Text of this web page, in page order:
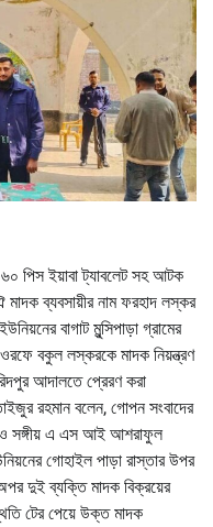
পিস ইয়াবা ট্যাবলেট সহ আটক
ব্যবসায়ীর নাম ফরহাদ লস্কর
বাগাট মুন্সিপাড়া গ্রামের
বকুল লস্করকে মাদক নিয়ন্ত্রণ
আদালতে প্রেরণ করা
রহমান বলেন, গোপন সংবাদের
সঙ্গীয় এ এস আই আশরাফুল
গোহাইল পাড়া রাস্তার উপর
দুই ব্যক্তি মাদক বিক্রয়ের
টের পেয়ে উক্ত মাদক